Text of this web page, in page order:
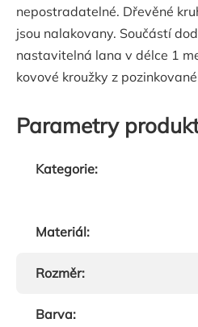
nepostradatelné. Dřevěné
jsou nalakovany. Součástí
nastavitelná lana v délce 1
kovové kroužky z
Parametry
Kategorie:
Materiál:
Rozměr:
Barva: